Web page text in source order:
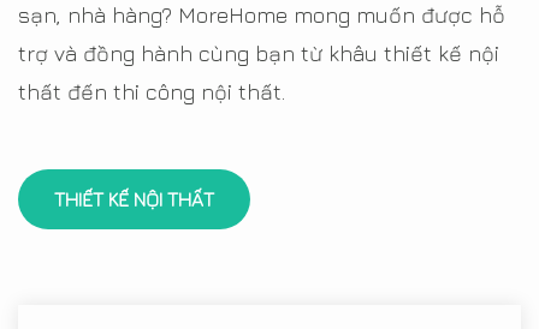
sạn, nhà hàng? MoreHome mong muốn được hỗ
trợ và đồng hành cùng bạn từ khâu thiết kế nội
thất đến thi công nội thất.
THIẾT KẾ NỘI THẤT